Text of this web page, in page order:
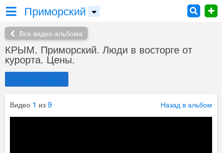
Приморский
Все видео альбома
КРЫМ. Приморский. Люди в восторге от
курорта. Цены.
Добавить видео
Видео 1 из 9 Назад в альбом